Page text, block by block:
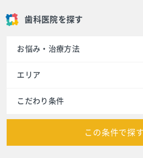
歯科医院を探す
お悩み・治療方法
エリア
こだわり条件
この条件で探す